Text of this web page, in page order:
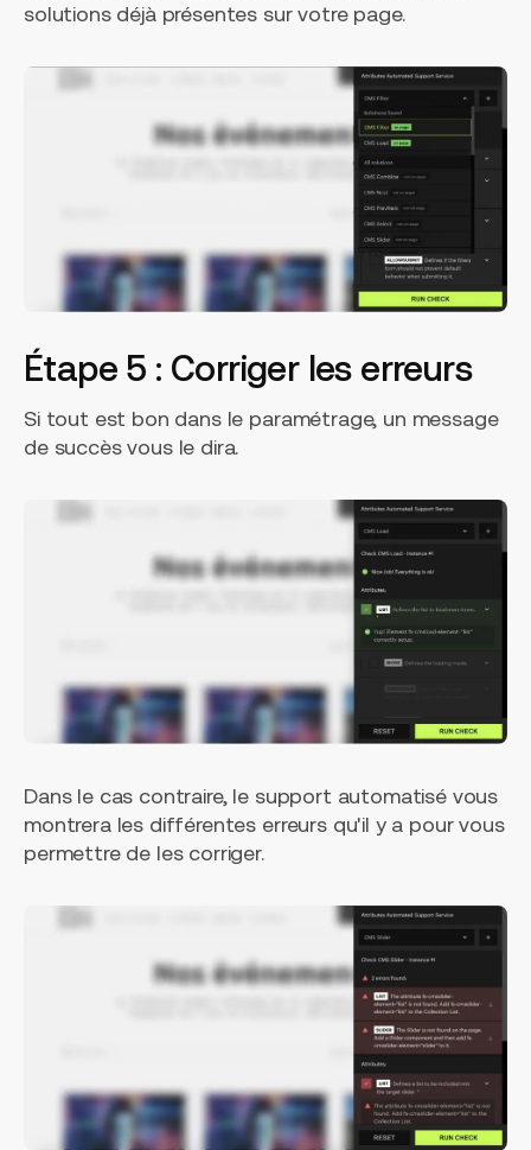
solutions déjà présentes sur votre page.
Étape 5 : Corriger les erreurs
Si tout est bon dans le paramétrage, un message
de succès vous le dira.
Dans le cas contraire, le support automatisé vous
montrera les différentes erreurs qu'il y a pour vous
permettre de les corriger.